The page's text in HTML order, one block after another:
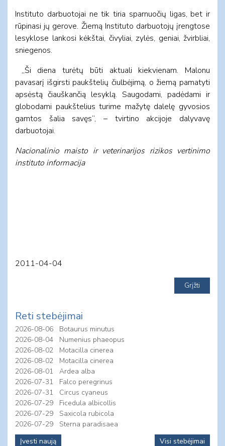
Instituto darbuotojai ne tik tiria sparnuočių ligas, bet ir
rūpinasi jų gerove. Žiemą Instituto darbuotojų įrengtose
lesyklose lankosi kėkštai, čivyliai, zylės, geniai, žvirbliai,
sniegenos.
„Ši diena turėtų būti aktuali kiekvienam. Malonu
pavasarį išgirsti paukštelių čiulbėjimą, o žiemą pamatyti
apsėstą čiauškančią lesyklą. Saugodami, padėdami ir
globodami paukštelius turime mažytę dalelę gyvosios
gamtos šalia savęs“, – tvirtino akcijoje dalyvavę
darbuotojai.
Nacionalinio maisto ir veterinarijos rizikos vertinimo
instituto informacija
2011-04-04
Reti stebėjimai
2026-08-06
Botaurus minutus
2026-08-04
Numenius phaeopus
2026-08-02
Motacilla cinerea
2026-08-02
Motacilla cinerea
2026-08-01
Ardea alba
2026-07-31
Falco peregrinus
2026-07-31
Circus cyaneus
2026-07-29
Ficedula albicollis
2026-07-29
Saxicola rubicola
2026-07-29
Sterna paradisaea
Įvesti naują
Visi stebėjimai